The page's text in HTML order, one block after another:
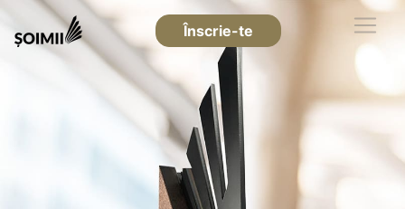
Înscrie-te